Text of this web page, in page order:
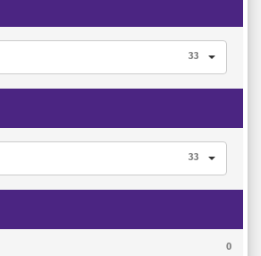
33
33
0